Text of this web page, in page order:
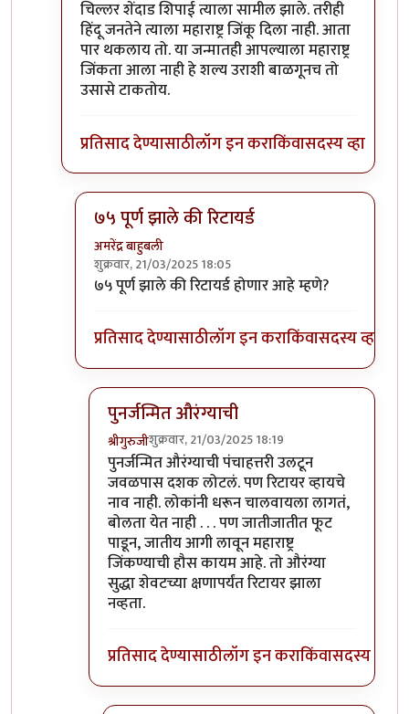
चिल्लर शेंदाड शिपाई त्याला सामील झाले. तरीही
हिंदू जनतेने त्याला महाराष्ट्र जिंकू दिला नाही. आता
पार थकलाय तो. या जन्मातही आपल्याला महाराष्ट्र
जिंकता आला नाही हे शल्य उराशी बाळगूनच तो
उसासे टाकतोय.
प्रतिसाद देण्यासाठीलॉग इन कराकिंवासदस्य व्हा
७५ पूर्ण झाले की रिटायर्ड
अमरेंद्र बाहुबली
शुक्रवार, 21/03/2025 18:05
In reply toजुन्या औरंग्याने गचकल्यानंतरby
७५ पूर्ण झाले की रिटायर्ड होणार आहे म्हणे?
प्रतिसाद देण्यासाठीलॉग इन कराकिंवासदस्य व्हा
पुनर्जन्मित औरंग्याची
श्रीगुरुजीशुक्रवार, 21/03/2025 18:19
In reply to७५ पूर्ण झाले की रिटायर्ड
पुनर्जन्मित औरंग्याची पंचाहत्तरी उलटून
जवळपास दशक लोटलं. पण रिटायर व्हायचे
नाव नाही. लोकांनी धरून चालवायला लागतं,
बोलता येत नाही . . . पण जातीजातीत फूट
पाडून, जातीय आगी लावून महाराष्ट्र
जिंकण्याची हौस कायम आहे. तो औरंग्या
सुद्धा शेवटच्या क्षणापर्यंत रिटायर झाला
नव्हता.
प्रतिसाद देण्यासाठीलॉग इन कराकिंवासदस्य व्हा